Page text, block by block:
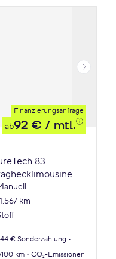
Finanzierungsanfrage
ab92 € / mtl.
83
km
€ Sonderzahlung
km
CO₂-Emissionen